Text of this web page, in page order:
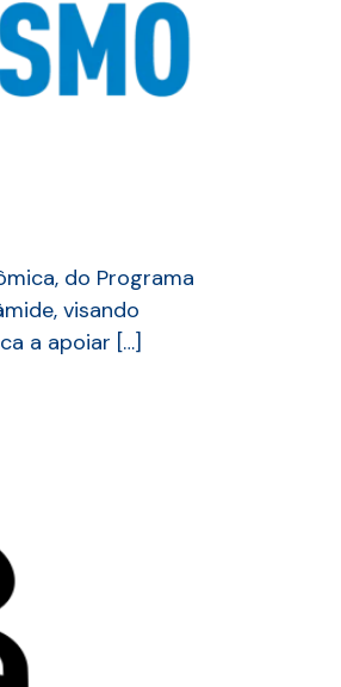
do Programa
visando
a apoiar […]